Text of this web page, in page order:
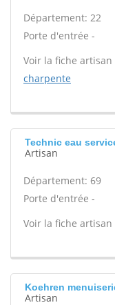
Département: 22
Porte d'entrée -
Voir la fiche artisan
charpente
Technic eau
Artisan
Département: 69
Porte d'entrée -
Voir la fiche artisan
Koehren
Artisan